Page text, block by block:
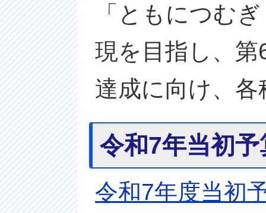
「ともにつむ
現を目指し、
達成に向け、
令和7年当初
令和7年度当初